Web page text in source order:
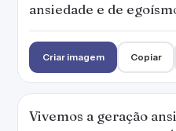
ansiedade e de
Criar imagem Copiar
Vivemos a geração